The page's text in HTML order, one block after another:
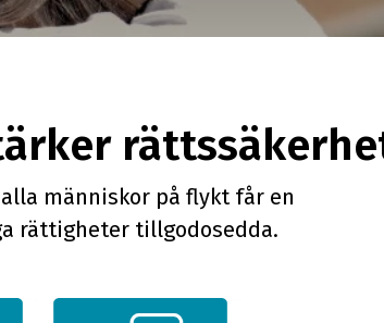
människor på flykt får en
rättigheter tillgodosedda.